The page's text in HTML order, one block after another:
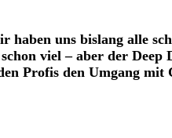
uns bislang alle
viel – aber der Deep
Profis den Umgang